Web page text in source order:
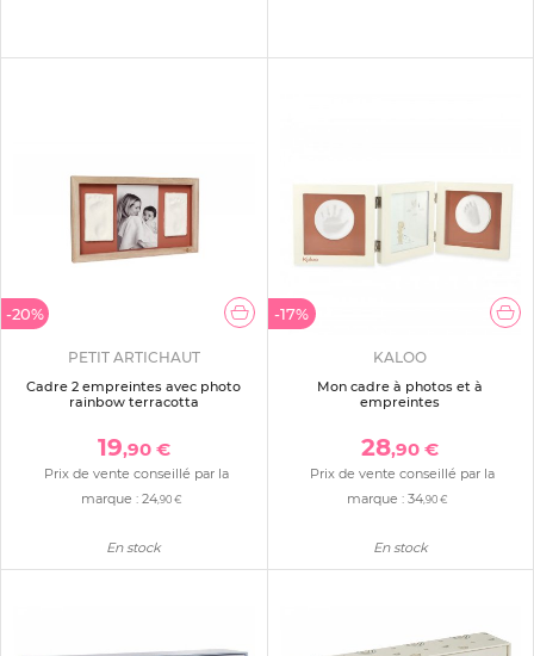
-20%
PETIT ARTICHAUT
Cadre 2 empreintes avec photo
rainbow terracotta
19,90 €
Prix de vente conseillé par la
marque : 24,90 €
En stock
-17%
KALOO
Mon cadre à photos et à
empreintes
28,90 €
Prix de vente conseillé par la
marque :34 ,90 €
En stock